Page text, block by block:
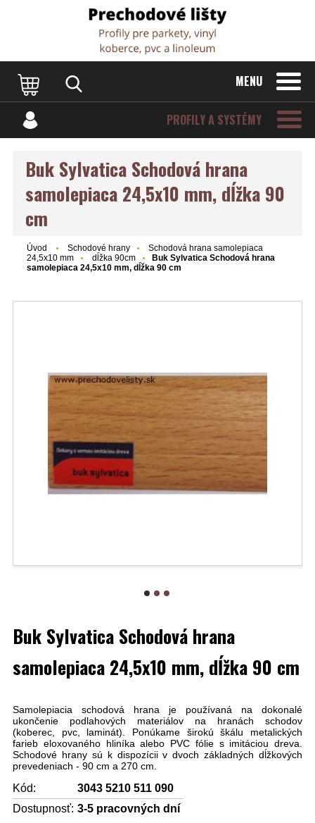
MENU
PROFILY A SYSTÉMY
Buk Sylvatica Schodová hrana
samolepiaca 24,5x10 mm, dĺžka 90
cm
Úvod Schodové hrany
Schodová hrana samolepiaca
24,5x10 mm
dĺžka 90cm
Buk Sylvatica Schodová hrana
samolepiaca 24,5x10 mm, dĺžka 90 cm
Buk Sylvatica Schodová hrana
samolepiaca 24,5x10 mm, dĺžka 90 cm
Samolepiacia schodová hrana je používaná na dokonalé
ukončenie podlahových materiálov na hranách schodov
(koberec, pvc, laminát). Ponúkame širokú škálu metalických
farieb eloxovaného hliníka alebo PVC fólie s imitáciou dreva.
Schodové hrany sú k dispozícii v dvoch základných dĺžkových
prevedeniach - 90 cm a 270 cm.
Kód:
3043 5210 511 090
Dostupnosť: 3-5 pracovných dní
Dvere Podlahy